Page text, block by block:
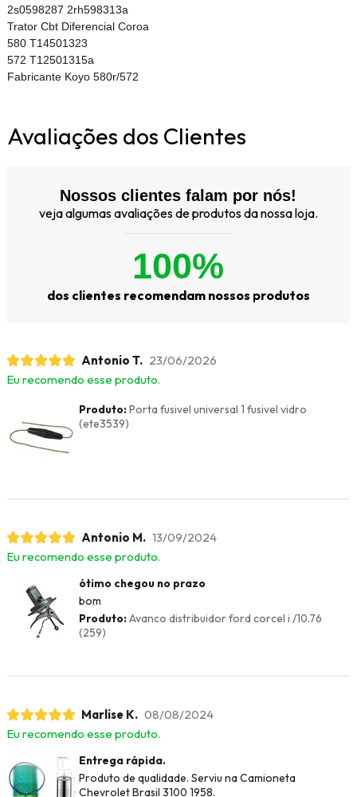
2s0598287 2rh598313a
Trator Cbt Diferencial Coroa
580 T14501323
572 T12501315a
Fabricante Koyo 580r/572
Avaliações dos Clientes
Nossos clientes falam por nós!
veja algumas avaliações de produtos da nossa loja.
100%
dos clientes recomendam nossos produtos
Antonio T. 23/06/2026
Eu recomendo esse produto.
Produto:Porta fusivel universal 1 fusivel vidro
(ete3539)
Antonio M. 13/09/2024
Eu recomendo esse produto.
ótimo chegou no prazo
bom
Produto:Avanco distribuidor ford corcel i /10.76
(259)
Marlise K. 08/08/2024
Eu recomendo esse produto.
Entrega rápida.
Produto de qualidade. Serviu na Camioneta
Chevrolet Brasil 3100 1958.